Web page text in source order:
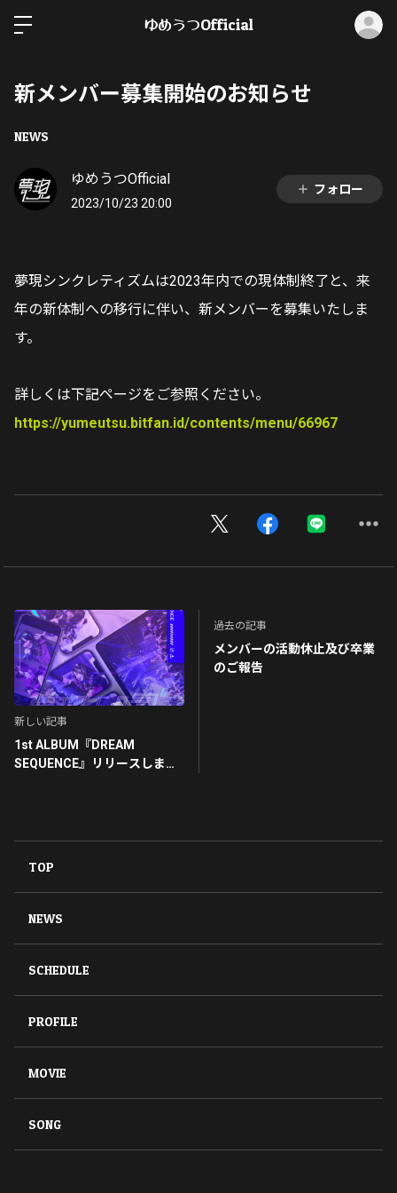
ゆめうつOfficial
新メンバー募集開始のお知らせ
NEWS
ゆめうつOfficial
2023/10/23 20:00
フォロー
夢現シンクレティズムは2023年内での現体制終了と、来
年の新体制への移行に伴い、新メンバーを募集いたしま
す。
詳しくは下記ページをご参照ください。
https://yumeutsu.bitfan.id/contents/menu/66967
新しい記事
1st ALBUM『DREAM
SEQUENCE』リリースしまし
過去の記事
メンバーの活動休止及び卒業
のご報告
TOP
NEWS
SCHEDULE
PROFILE
MOVIE
SONG